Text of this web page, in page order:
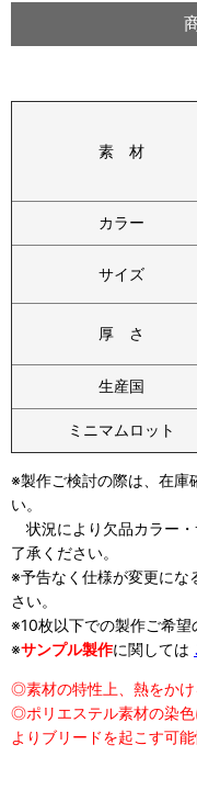
素 材
カラー
サイズ
厚 さ
生産国
ミニマムロット
※製作ご検討の際は、在庫
い。
状況により欠品カラー
了承ください。
※予告なく仕様が変更にな
さい。
※10枚以下での製作ご希望
※サンプル製作に関しては
◎素材の特性上、熱をかけ
◎ポリエステル素材の染色
よりブリードを起こす可能